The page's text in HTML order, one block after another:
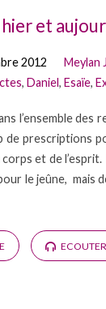
et
2012
Meylan
,Daniel,Esaïe,
l’ensemble des
de prescriptions
et de l’esprit.
le jeûne, mais
ECOUTER